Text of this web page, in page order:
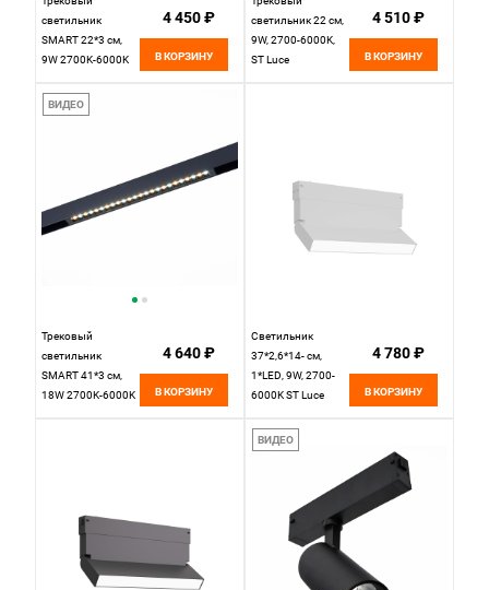
светильник
SMART 22*3 см,
9W 2700K-6000K
220 ST657.496.09
Черный
4 450 ₽
В КОРЗИНУ
светильник 22 см,
9W, 2700-6000K,
ST Luce
4 510 ₽
В КОРЗИНУ
ВИДЕО
Трековый
светильник
SMART 41*3 см,
18W 2700K-6000K
4 640 ₽
В КОРЗИНУ
Светильник
37*2,6*14- см,
1*LED, 9W, 2700-
6000K ST Luce
ST685.596.09,
белый
4 780 ₽
В КОРЗИНУ
ВИДЕО